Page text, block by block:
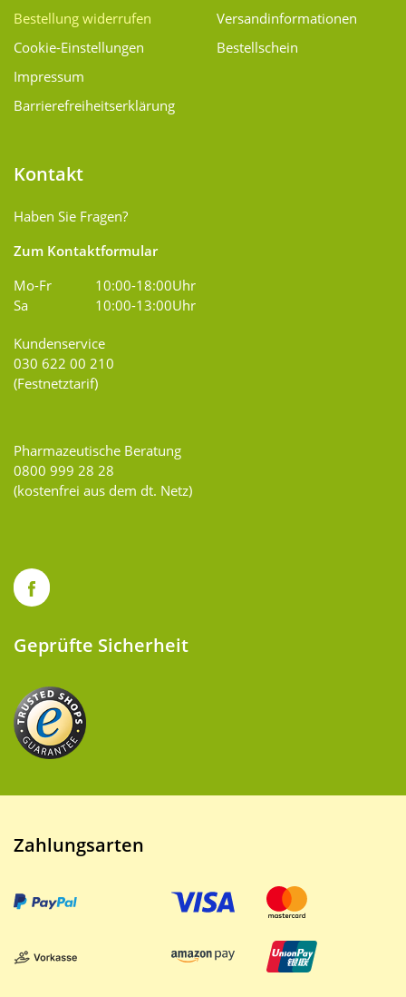
Bestellung widerrufen
Cookie-Einstellungen
Impressum
Barrierefreiheitserklärung
Versand­informationen
Bestellschein
Kontakt
Haben Sie Fragen?
Zum Kontaktformular
Mo-Fr
10:00-18:00Uhr
Sa
10:00-13:00Uhr
Kundenservice
030 622 00 210
(Festnetztarif)
Pharmazeutische Beratung
0800 999 28 28
(kostenfrei aus dem dt. Netz)
Geprüfte Sicherheit
Zahlungsarten